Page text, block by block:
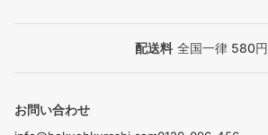
配送料 全国一律 580円
お問い合わせ